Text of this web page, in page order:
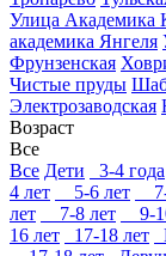
Улица Академика
академика Янгеля
Фрунзенская
Чистые пруды
Электрозаводская
Возраст
Все
Все Дети 3-4 года
4 лет
5-6 лет 7-
лет
7-8 лет 9-
16 лет
17-18 лет